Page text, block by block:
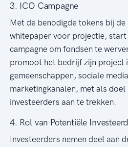
3. ICO Campagne
Met de benodigde tokens bij de
whitepaper voor projectie,
campagne om fondsen te
promoot het bedrijf zijn project
gemeenschappen, sociale
marketingkanalen, met als
investeerders aan te trekken.
4. Rol van Potentiële
Investeerders nemen deel aan